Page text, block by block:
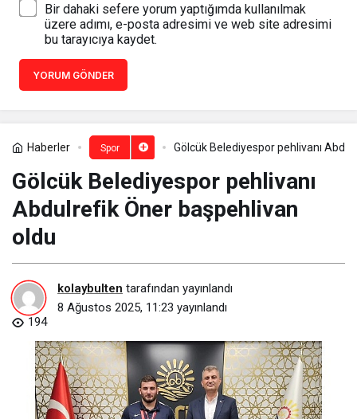
Bir dahaki sefere yorum yaptığımda kullanılmak
üzere adımı, e-posta adresimi ve web site adresimi
bu tarayıcıya kaydet.
YORUM GÖNDER
Haberler Spor Gölcük Belediyespor pehlivanı
Gölcük Belediyespor pehlivanı
Abdulrefik Öner başpehlivan
oldu
kolaybulten tarafından yayınlandı
8 Ağustos 2025, 11:23 yayınlandı
194